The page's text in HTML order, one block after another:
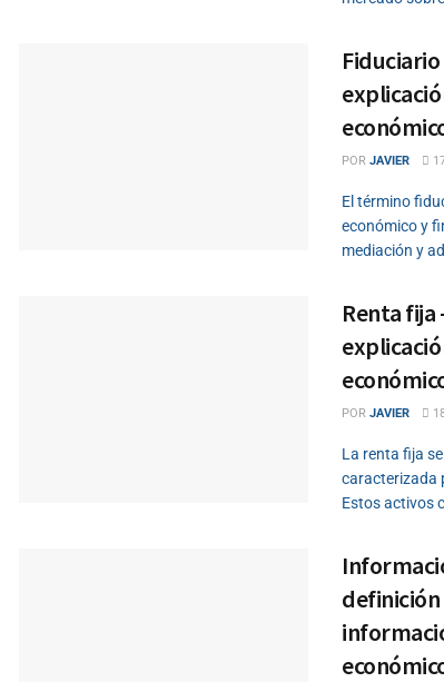
Fiduciario
POR JAVIER
El término
económico y
mediación y
Renta fija
POR JAVIER
La renta fija
caracterizada
Estos activos
definición